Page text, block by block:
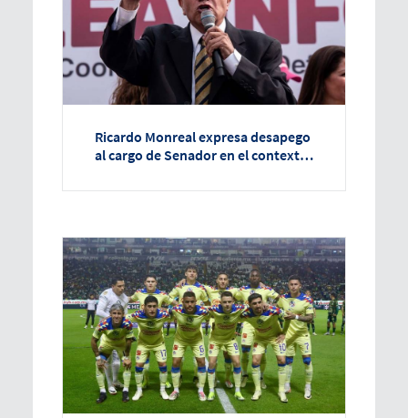
Ricardo Monreal expresa desapego
al cargo de Senador en el contexto